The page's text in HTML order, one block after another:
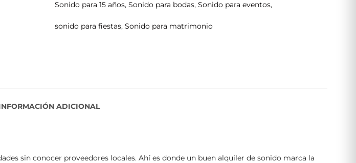
Sonido para 15 años,Sonido para bodas,Sonido para eventos,
sonido para fiestas,Sonido para matrimonio
ADICIONAL
sin conocer proveedores locales. Ahí es donde un buen alquiler de sonido marca la